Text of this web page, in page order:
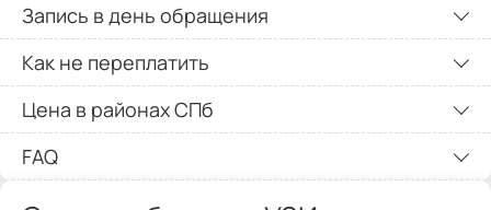
Запись в день обращения
Как не переплатить
Цена в районах СПб
FAQ